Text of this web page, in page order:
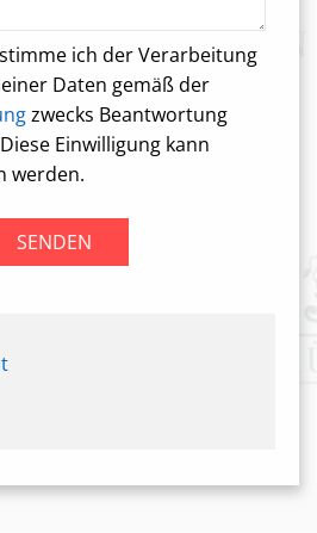
ich der Verarbeitung
Daten gemäß der
zwecks Beantwortung
Einwilligung kann
werden.
SENDEN